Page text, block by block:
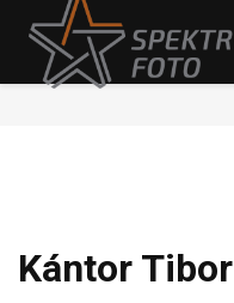
Kántor Tibor